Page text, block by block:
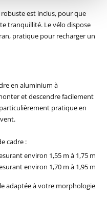
est inclus, pour que
tranquillité. Le vélo dispose
pratique pour recharger un
en aluminium à
et descendre facilement
pratique en
cadre :
environ 1,55 m à 1,75 m
environ 1,70 m à 1,95 m
adaptée à votre morphologie